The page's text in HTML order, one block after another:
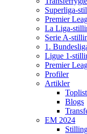
Superliga-
Premier
La Liga-
Serie A-
1.
Ligue 1-
Premier
Profiler
Artikler
Blogs
EM 2024